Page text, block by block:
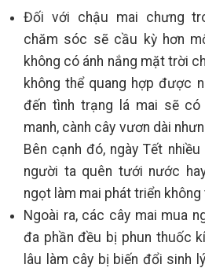
Đối với chậu mai chưng
chăm sóc sẽ cầu kỳ hơn
không có ánh nắng mặt trời
không thể quang hợp được
đến tình trạng lá mai sẽ có
manh, cành cây vươn dài
Bên cạnh đó, ngày Tết
người ta quên tưới nước
ngọt làm mai phát triển không
Ngoài ra, các cây mai mua
đa phần đều bị phun thuốc
lâu làm cây bị biến đổi sinh